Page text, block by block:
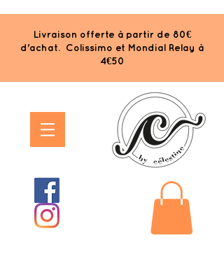
Livraison offerte à partir de 80€
d'achat. Colissimo et Mondial Relay à
4€50